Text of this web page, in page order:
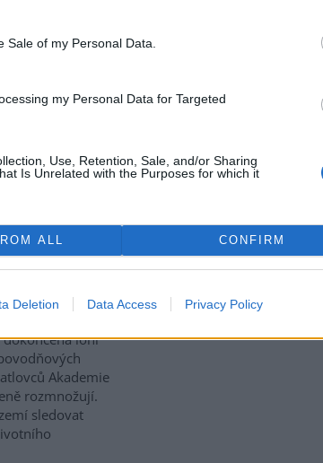
Sale of my Personal Data.
my Personal Data for Targeted
Use, Retention, Sale, and/or Sharing
Is Unrelated with the Purposes for which it
ALL CONFIRM
Deletion Data Access Privacy Policy
záleží na
rameni
loni
Akademie
rozmnožují.
sledovat